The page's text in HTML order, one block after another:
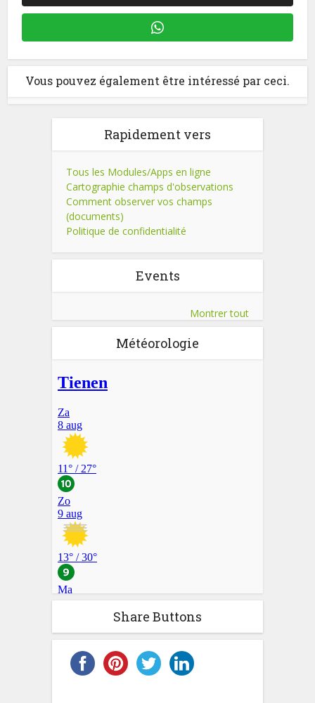
Vous pouvez également être intéressé par ceci.
Rapidement vers
Tous les Modules/Apps en ligne
Cartographie champs d'observations
Comment observer vos champs
(documents)
Politique de confidentialité
Events
Montrer tout
Météorologie
Share Buttons